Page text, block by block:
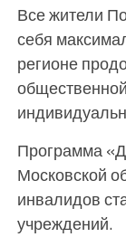
Все жители
себя
регионе
Программа
Московской
инвалидов
учреждений.